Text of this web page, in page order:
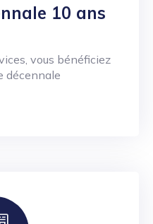
10 ans
vous bénéficiez
décennale